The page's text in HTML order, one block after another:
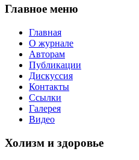
Главное меню
Главная
О журнале
Авторам
Публикации
Дискуссия
Контакты
Ссылки
Галерея
Видео
Холизм и здоровье